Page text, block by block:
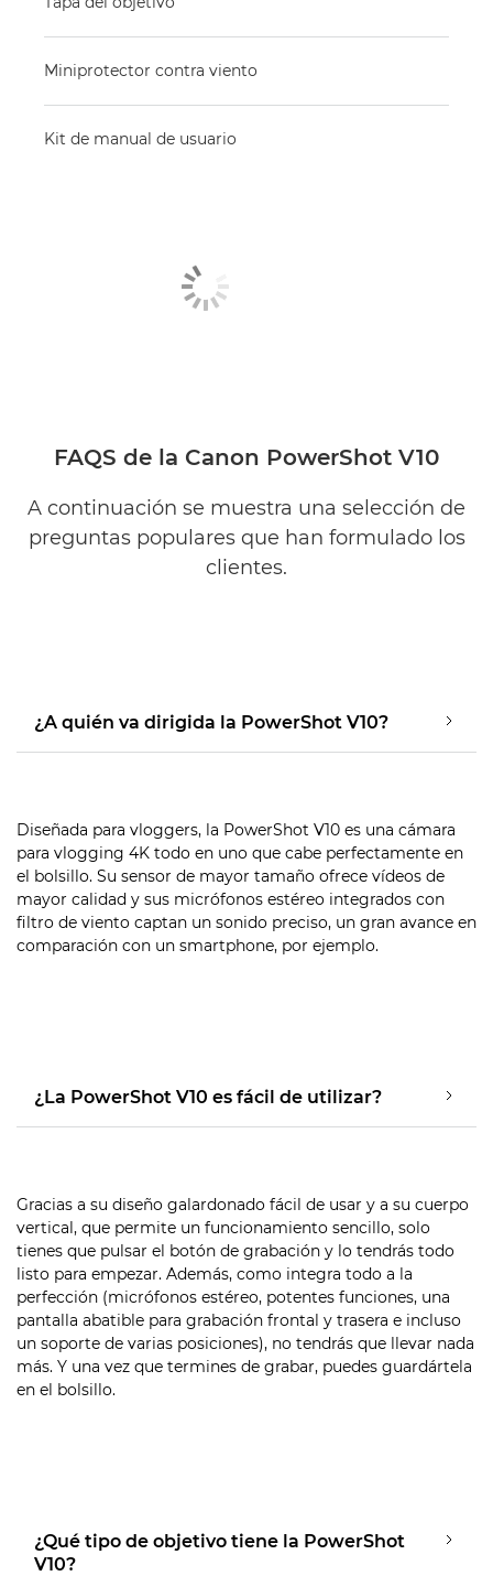
Miniprotector contra viento
Kit de manual de usuario
FAQS de la Canon PowerShot V10
A continuación se muestra una selección de
preguntas populares que han formulado los
clientes.
¿A quién va dirigida la PowerShot V10?
Diseñada para vloggers, la PowerShot V10 es una cámara
para vlogging 4K todo en uno que cabe perfectamente en
el bolsillo. Su sensor de mayor tamaño ofrece vídeos de
mayor calidad y sus micrófonos estéreo integrados con
filtro de viento captan un sonido preciso, un gran avance en
comparación con un smartphone, por ejemplo.
¿La PowerShot V10 es fácil de utilizar?
Gracias a su diseño galardonado fácil de usar y a su cuerpo
vertical, que permite un funcionamiento sencillo, solo
tienes que pulsar el botón de grabación y lo tendrás todo
listo para empezar. Además, como integra todo a la
perfección (micrófonos estéreo, potentes funciones, una
pantalla abatible para grabación frontal y trasera e incluso
un soporte de varias posiciones), no tendrás que llevar nada
más. Y una vez que termines de grabar, puedes guardártela
en el bolsillo.
¿Qué tipo de objetivo tiene la PowerShot
V10?